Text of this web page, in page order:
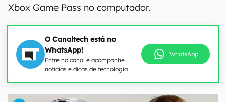
Xbox Game Pass no computador.
O Canaltech está no
WhatsApp!
Entre no canal e acompanhe
notícias e dicas de tecnologia
WhatsApp